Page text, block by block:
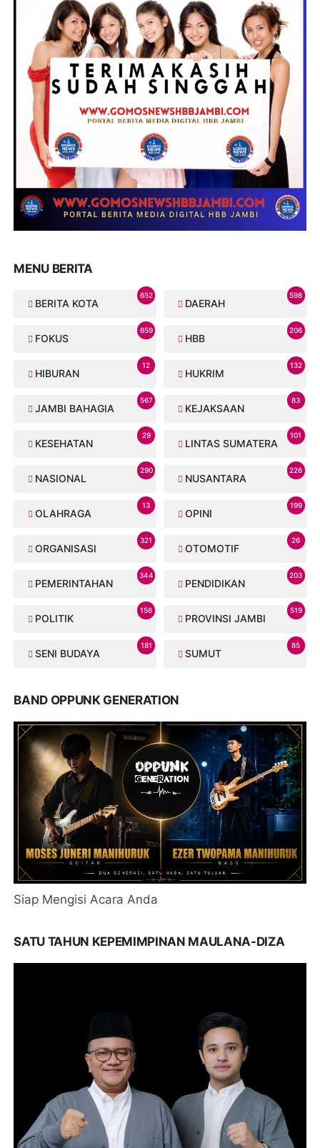
MENU BERITA
BERITA KOTA
652
DAERAH
598
FOKUS
659
HBB
206
HIBURAN
12
HUKRIM
132
JAMBI BAHAGIA
567
KEJAKSAAN
83
KESEHATAN
29
LINTAS SUMATERA
101
NASIONAL
290
NUSANTARA
226
OLAHRAGA
13
OPINI
199
ORGANISASI
321
OTOMOTIF
26
PEMERINTAHAN
344
PENDIDIKAN
203
POLITIK
156
PROVINSI JAMBI
519
SENI BUDAYA
181
SUMUT
85
BAND OPPUNK GENERATION
Siap Mengisi Acara Anda
SATU TAHUN KEPEMIMPINAN MAULANA-DIZA